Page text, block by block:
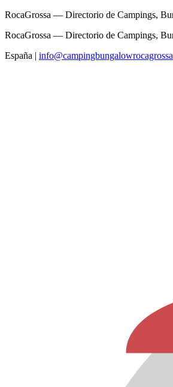
RocaGrossa — Directorio de Campings,
RocaGrossa — Directorio de Campings,
España |